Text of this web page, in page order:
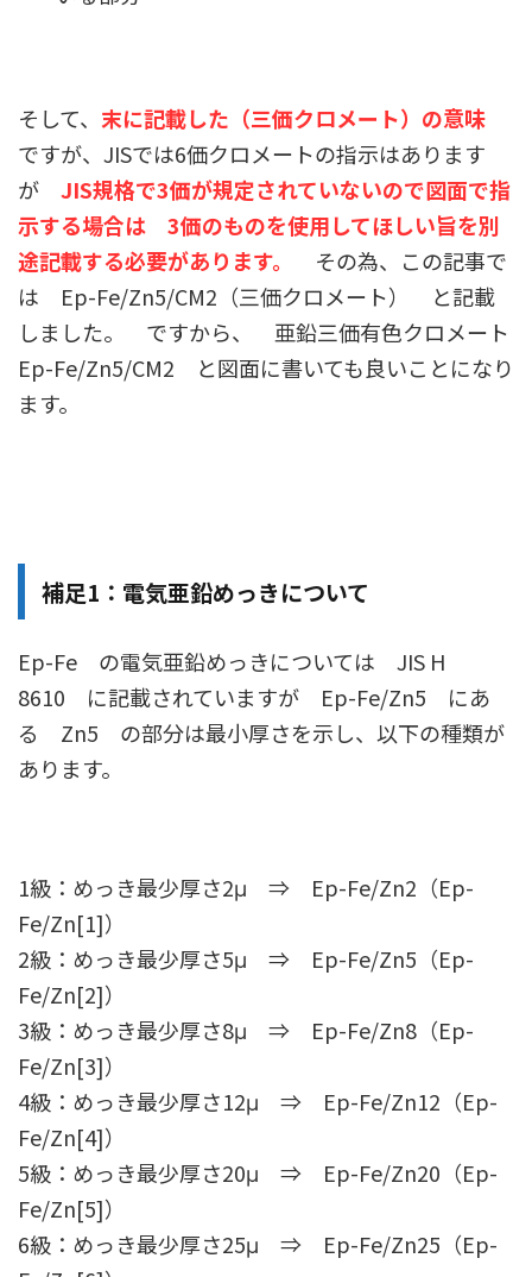
そして、 末に記載した（三価クロメート）の意味
ですが、JISでは6価クロメートの指示はあります
が JIS規格で3価が規定されていないので図面で指
示する場合は 3価のものを使用してほしい旨を別
途記載する必要があります。 その為、この記事で
は Ep-Fe/Zn5/CM2（三価クロメート） と記載
しました。 ですから、 亜鉛三価有色クロメート
Ep-Fe/Zn5/CM2 と図面に書いても良いことになり
ます。
補足1：電気亜鉛めっきについて
Ep-Fe の電気亜鉛めっきについては JIS H
8610 に記載されていますが Ep-Fe/Zn5 にあ
る Zn5 の部分は最小厚さを示し、以下の種類が
あります。
1級：めっき最少厚さ2μ ⇒ Ep-Fe/Zn2（Ep-
Fe/Zn[1]）
2級：めっき最少厚さ5μ ⇒ Ep-Fe/Zn5（Ep-
Fe/Zn[2]）
3級：めっき最少厚さ8μ ⇒ Ep-Fe/Zn8（Ep-
Fe/Zn[3]）
4級：めっき最少厚さ12μ ⇒ Ep-Fe/Zn12（Ep-
Fe/Zn[4]）
5級：めっき最少厚さ20μ ⇒ Ep-Fe/Zn20（Ep-
Fe/Zn[5]）
6級：めっき最少厚さ25μ ⇒ Ep-Fe/Zn25（Ep-